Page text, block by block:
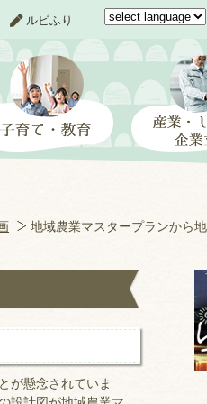
ルビふり
地域農業マスタープランから
が懸念されていま